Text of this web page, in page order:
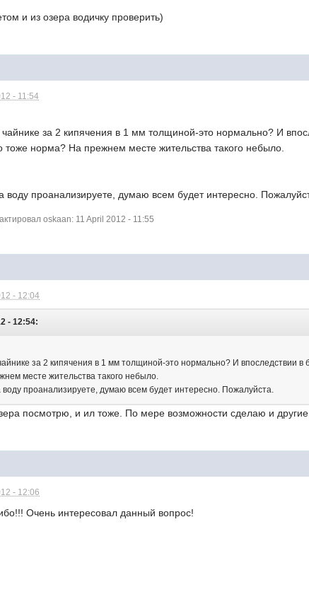
и из озера водичку проверить)
- 11:54
чайнике за 2 кипячения в 1 мм толщиной-это нормально? И
тоже норма? На прежнем месте жительства такого небыло.
воду проанализируете, думаю всем будет интересно.
oskaan: 11 April 2012 - 11:55
- 12:04
- 12:54:
за 2 кипячения в 1 мм толщиной-это нормально? И впоследствии
месте жительства такого небыло.
проанализируете, думаю всем будет интересно. Пожалуйста.
посмотрю, и ил тоже. По мере возможности сделаю и другие
- 12:06
Очень интересовал данный вопрос!